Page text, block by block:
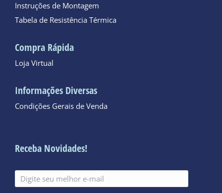
Instruções de Montagem
Tabela de Resistência Térmica
Compra Rápida
Loja Virtual
Informações Diversas
Condições Gerais de Venda
Receba Novidades!